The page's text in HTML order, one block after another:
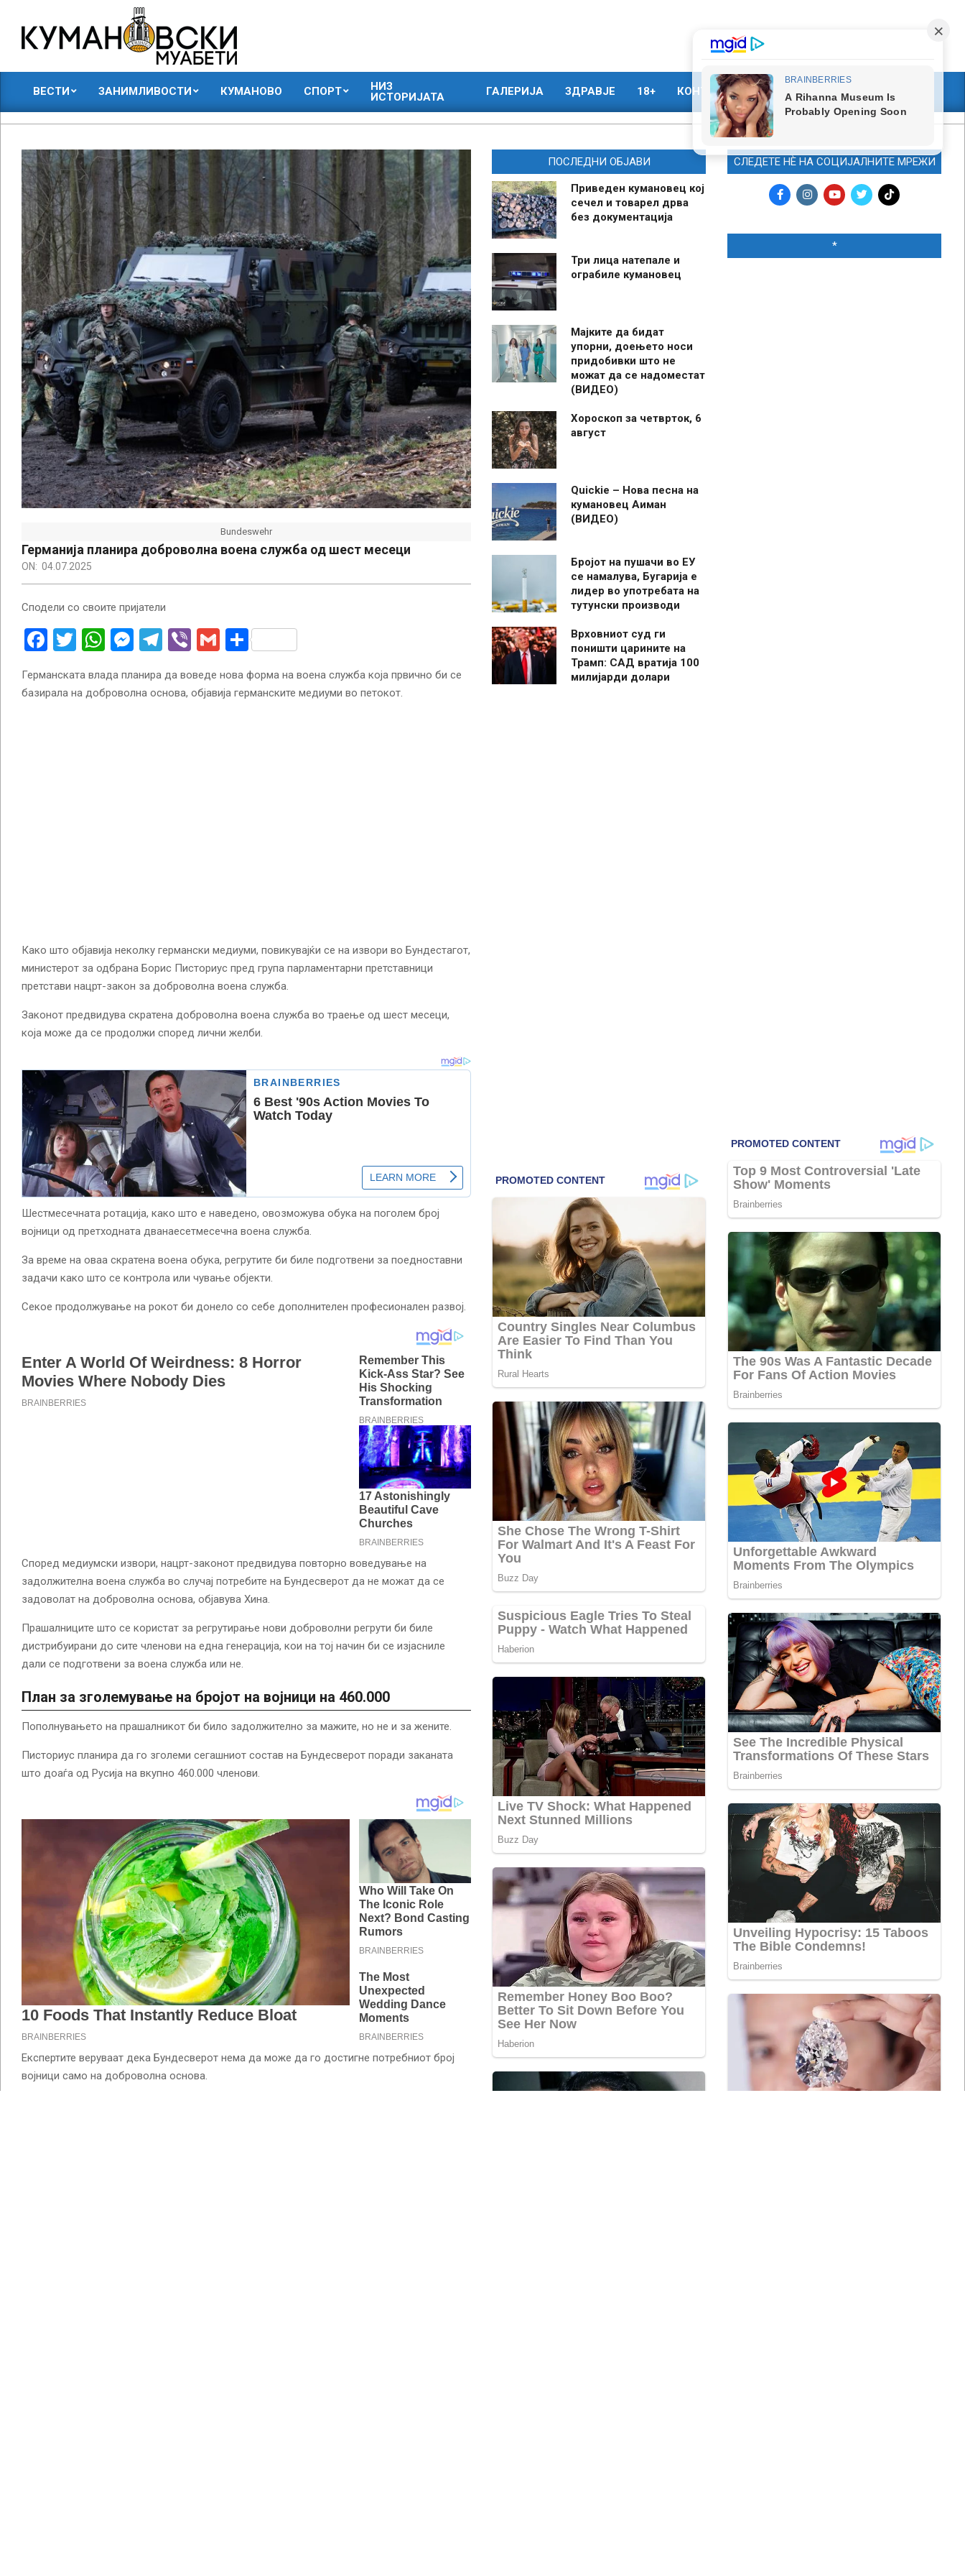
content
КУМАНОВСКИ
МУАБЕТИ
ВЕСТИ ЗАНИМЛИВОСТИ КУМАНОВО СПОРТ
НИЗ
ИСТОРИЈАТА
ГАЛЕРИЈА ЗДРАВЈЕ 18+ КОНТАКТ МАРКЕТИНГ
Bundeswehr
Германија планира доброволна воена служба од шест месеци
ON: 04.07.2025
Сподели со своите пријатели
Facebook
Twitter
WhatsApp
Messenger
Telegram
ViberGmailShare
Германската влада планира да воведе нова форма на воена служба која првично би се
базирала на доброволна основа, објавија германските медиуми во петокот.
Како што објавија неколку германски медиуми, повикувајќи се на извори во Бундестагот,
министерот за одбрана Борис Писториус пред група парламентарни претставници
претстави нацрт-закон за доброволна воена служба.
Законот предвидува скратена доброволна воена служба во траење од шест месеци,
која може да се продолжи според лични желби.
Шестмесечната ротација, како што е наведено, овозможува обука на поголем број
војници од претходната дванаесетмесечна воена служба.
За време на оваа скратена воена обука, регрутите би биле подготвени за поедноставни
задачи како што се контрола или чување објекти.
Секое продолжување на рокот би донело со себе дополнителен професионален развој.
Според медиумски извори, нацрт-законот предвидува повторно воведување на
задолжителна воена служба во случај потребите на Бундесверот да не можат да се
задоволат на доброволна основа, објавува Хина.
Прашалниците што се користат за регрутирање нови доброволни регрути би биле
дистрибуирани до сите членови на една генерација, кои на тој начин би се изјасниле
дали се подготвени за воена служба или не.
План за зголемување на бројот на војници на 460.000
Пополнувањето на прашалникот би било задолжително за мажите, но не и за жените.
Писториус планира да го зголеми сегашниот состав на Бундесверот поради заканата
што доаѓа од Русија на вкупно 460.000 членови.
Експертите веруваат дека Бундесверот нема да може да го достигне потребниот број
војници само на доброволна основа.
ПОСЛЕДНИ ОБЈАВИ
Приведен кумановец кој
сечел и товарел дрва
без документација
Три лица натепале и
ограбиле кумановец
Мајките да бидат
упорни, доењето носи
придобивки што не
можат да се надоместат
(ВИДЕО)
Хороскоп за четврток, 6
август
Quickie – Нова песна на
кумановец Аиман
(ВИДЕО)
Бројот на пушачи во ЕУ
се намалува, Бугарија е
лидер во употребата на
тутунски производи
Врховниот суд ги
поништи царините на
Трамп: САД вратија 100
милијарди долари
СЛЕДЕТЕ НЀ НА СОЦИЈАЛНИТЕ МРЕЖИ
*